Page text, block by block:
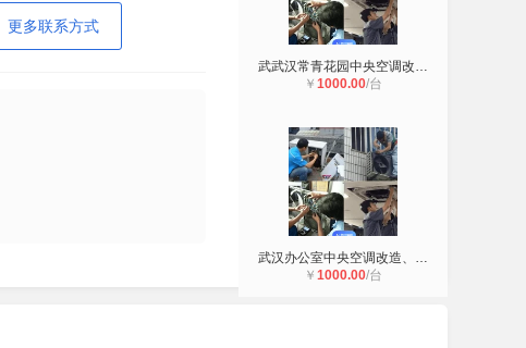
更多联系方式
武武汉常青花园中央空调改造、加装
￥ 1000.00/台
武汉办公室中央空调改造、加装、改管
￥ 1000.00/台